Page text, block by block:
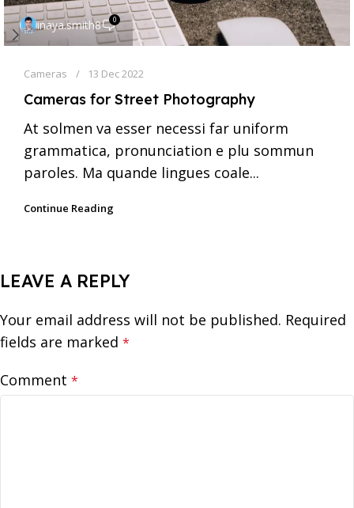
inaya.smith8 0
Cameras 13 Dec 2022
Cameras for Street Photography
At solmen va esser necessi far uniform
grammatica, pronunciation e plu sommun
paroles. Ma quande lingues coale...
Continue Reading
LEAVE A REPLY
Your email address will not be published. Required
fields are marked *
Comment *